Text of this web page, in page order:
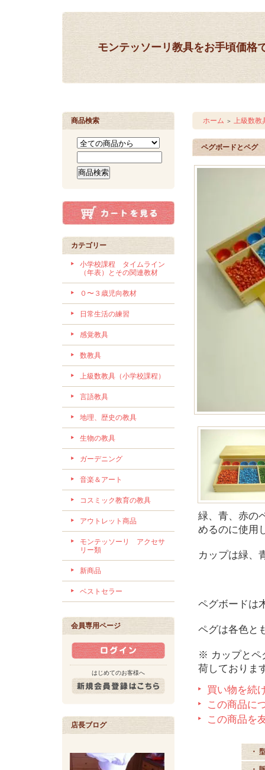
モンテッソーリ教具をお手頃価格
商品検索
カテゴリー
小学校課程 タイムライン
（年表）とその関連教材
０〜３歳児向教材
日常生活の練習
感覚教具
数教具
上級数教具（小学校課程）
言語教具
地理、歴史の教具
生物の教具
ガーデニング
音楽＆アート
コスミック教育の教具
アウトレット商品
モンテッソーリ アクセサ
リー類
新商品
ベストセラー
会員専用ページ
はじめてのお客様へ
店長ブログ
ホーム ＞ 上級数教
ペグボードとペグ
緑、青、赤の
めるのに使用
カップは緑、
ペグボードは
ペグは各色と
※ カップとペ
荷しておりま
買い物を続
この商品に
この商品を
・